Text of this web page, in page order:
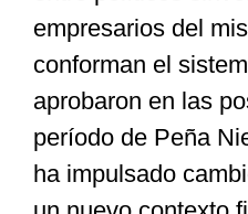
empresarios del
conforman el
aprobaron en las
período de Peña
ha impulsado